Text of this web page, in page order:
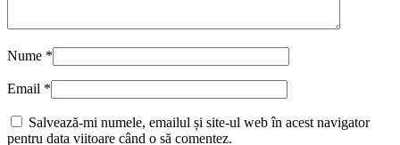
Nume *
Email *
Salvează-mi numele, emailul și site-ul web în acest navigator
pentru data viitoare când o să comentez.